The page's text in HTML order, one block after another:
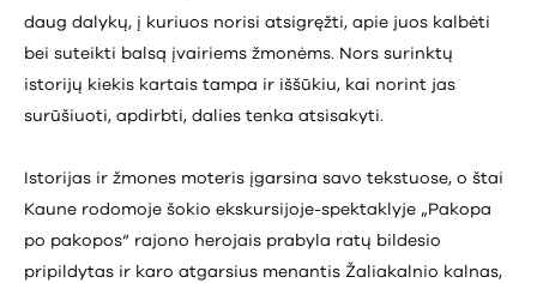
daug dalykų, į kuriuos norisi atsigręžti, apie juos kalbėti
bei suteikti balsą įvairiems žmonėms. Nors surinktų
istorijų kiekis kartais tampa ir iššūkiu, kai norint jas
surūšiuoti, apdirbti, dalies tenka atsisakyti.
Istorijas ir žmones moteris įgarsina savo tekstuose, o štai
Kaune rodomoje šokio ekskursijoje-spektaklyje „Pakopa
po pakopos“ rajono herojais prabyla ratų bildesio
pripildytas ir karo atgarsius menantis Žaliakalnio kalnas,